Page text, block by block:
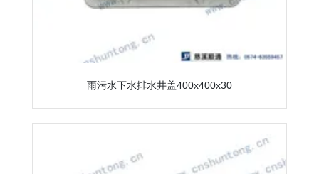
雨污水下水排水井盖400x400x30